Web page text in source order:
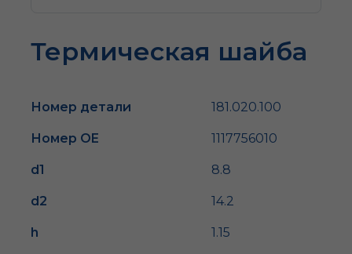
Термическая шайба
Номер детали 181.020.100
Номер OE 1117756010
d1 8.8
d2 14.2
h 1.15